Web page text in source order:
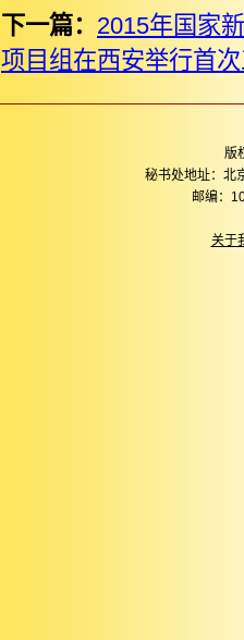
下一篇： 2015年国家
项目组在西安举行首
版
秘书处地址：北
邮编：
关于